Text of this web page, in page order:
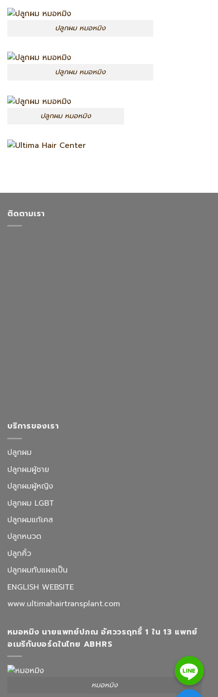
ปลูกผม หมอหมิง
ปลูกผม หมอหมิง
ปลูกผม หมอหมิง
ติดตามเรา
บริการของเรา
ปลูกผม
ปลูกผมผู้ชาย
ปลูกผมผู้หญิง
ปลูกผม LGBT
ปลูกผมแก้เคส
ปลูกหนวด
ปลูกคิ้ว
ปลูกผมทับแผลเป็น
ENGLISH WEBSITE
www.ultimahairtransplant.com
หมอหมิง นายแพทย์ปภณ อัศววรฤทธิ์ 1 ใน 13 แพทย์
อเมริกันบอร์ดในไทย ABHRS
หมอหมิง
Line
Facebook Messenger